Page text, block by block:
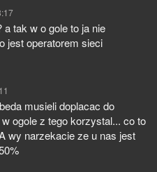
tak w o gole to ja nie
jest operatorem sieci
musieli doplacac do
ogole z tego korzystal... co to
wy narzekacie ze u nas jest